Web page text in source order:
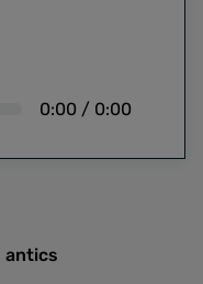
0:00 / 0:00
antics